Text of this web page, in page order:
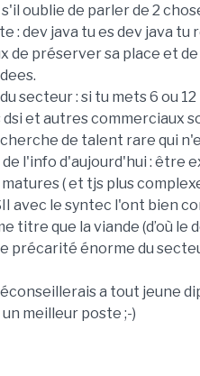
oublie de parler de 2
: dev java tu es dev java
de préserver sa place et
secteur : si tu mets 6 ou
et autres commerciaux
de talent rare qui
de l'info d'aujourd'hui : être
( et tjs plus
avec le syntec l'ont bien
titre que la viande (d’où le
précarité énorme du
a tout jeune
meilleur poste ;-)